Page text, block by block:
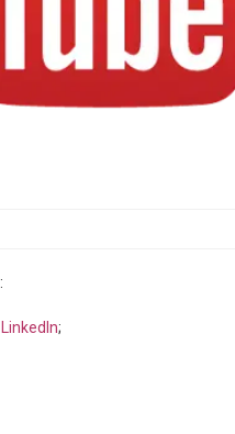
:
LinkedIn;